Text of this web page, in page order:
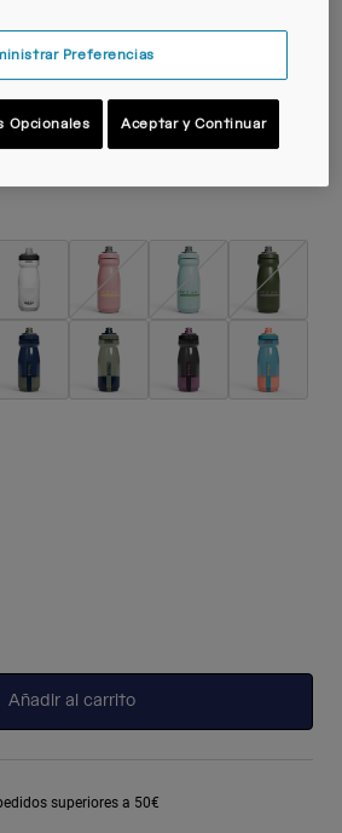
F57-OS
Añadir al carrito
superiores a 50€
Preferencias
Opcionales Aceptar y Continuar